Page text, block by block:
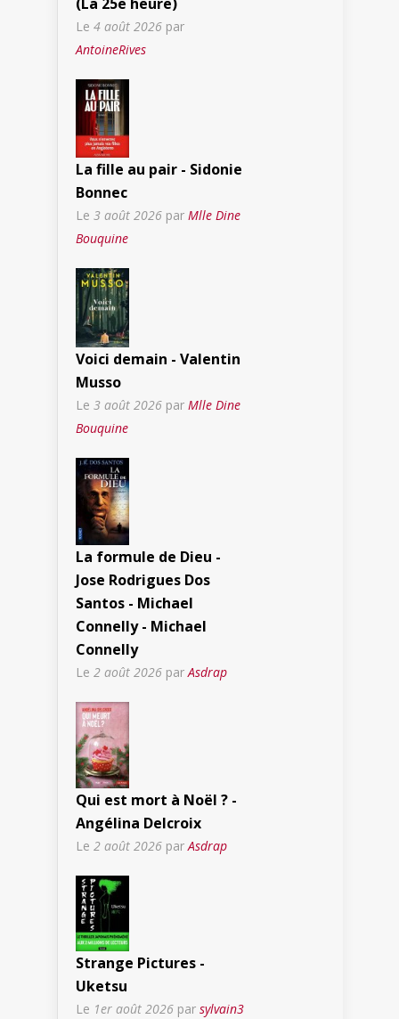
Le 4 août 2026 par
AntoineRives
La fille au pair - Sidonie
Bonnec
Le 3 août 2026 par Mlle Dine
Bouquine
Voici demain - Valentin
Musso
Le 3 août 2026 par Mlle Dine
Bouquine
La formule de Dieu -
Jose Rodrigues Dos
Santos - Michael
Connelly - Michael
Connelly
Le 2 août 2026 parAsdrap
Qui est mort à Noël ? -
Angélina Delcroix
Le 2 août 2026 parAsdrap
Strange Pictures -
Uketsu
Le 1er août 2026 par sylvain3